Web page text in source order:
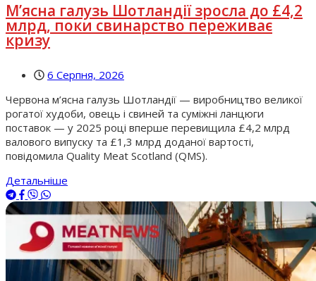
М’ясна галузь Шотландії зросла до £4,2
млрд, поки свинарство переживає
кризу
6 Серпня, 2026
Червона м’ясна галузь Шотландії — виробництво великої
рогатої худоби, овець і свиней та суміжні ланцюги
поставок — у 2025 році вперше перевищила £4,2 млрд
валового випуску та £1,3 млрд доданої вартості,
повідомила Quality Meat Scotland (QMS).
Детальніше